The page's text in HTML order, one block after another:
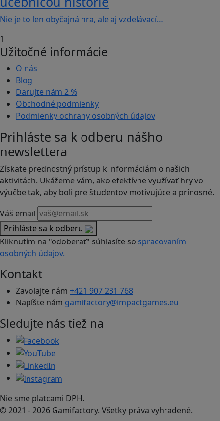
Nie je to len obyčajná hra, ale aj vzdelávací…
1
Užitočné informácie
O nás
Blog
Darujte nám 2 %
Obchodné podmienky
Podmienky ochrany osobných údajov
Prihláste sa k odberu nášho
newslettera
Získate prednostný prístup k informáciám o našich
aktivitách. Ukážeme vám, ako efektívne využívať hry vo
výučbe tak, aby boli pre študentov motivujúce a prínosné.
Váš email
Prihláste sa k odberu
Kliknutím na "odoberať" súhlasíte so spracovaním
osobných údajov.
Kontakt
Zavolajte nám +421 907 231 768
Napíšte nám gamifactory@impactgames.eu
Sledujte nás tiež na
Nie sme platcami DPH.
© 2021 - 2026 Gamifactory. Všetky práva vyhradené.